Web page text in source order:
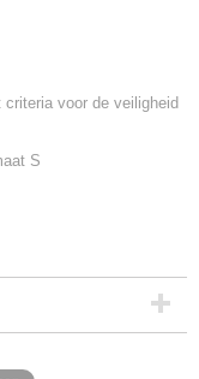
voor de veiligheid
S